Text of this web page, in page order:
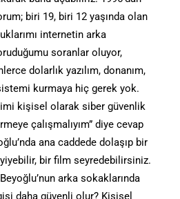
biri 19, biri 12 yaşında olan
internetin arka
soranlar oluyor,
dolarlık yazılım, donanım,
kurmaya hiç gerek yok.
kişisel olarak siber güvenlik
çalışmalıyım” diye cevap
ana caddede dolaşıp bir
bir film seyredebilirsiniz.
arka sokaklarında
daha güvenli olur? Kişisel